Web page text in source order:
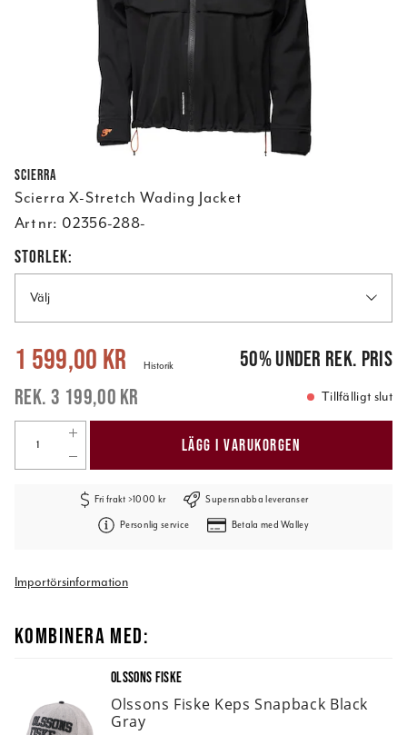
Scierra
Scierra X-Stretch Wading Jacket
Art nr: 02356-288-
STORLEK:
Välj
Nuvarande pris: 1 599,00 kr 3 199,00 kr
1 599,00 kr
3 199,00 kr
Historik 50%under rek. pris
Tillfälligt slut
LÄGG I VARUKORGEN
Fri frakt >1000 kr Supersnabba leveranser
Personlig service Betala med Walley
Importörsinformation
KOMBINERA MED:
OLSSONS FISKE
Olssons Fiske Keps Snapback Black
Gray